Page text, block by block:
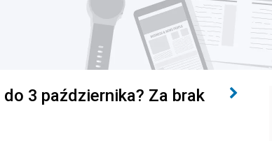
3 października? Za brak